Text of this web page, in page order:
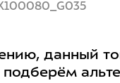
данный
подберём